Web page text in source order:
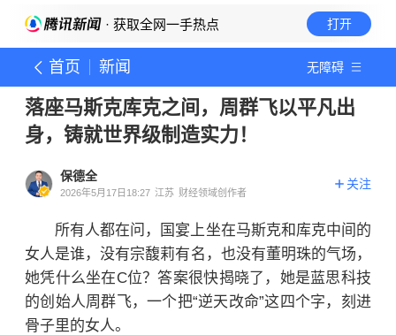
· 获取全网一手热点 打开
首页 新闻 无障碍
落座马斯克库克之间，周群飞以平凡出
身，铸就世界级制造实力！
保德全
2026年5月17日18:27 江苏 财经领域创作者
关注
所有人都在问，国宴上坐在马斯克和库克中间的
女人是谁，没有宗馥莉有名，也没有董明珠的气场，
她凭什么坐在C位？答案很快揭晓了，她是蓝思科技
的创始人周群飞，一个把“逆天改命”这四个字，刻进
骨子里的女人。